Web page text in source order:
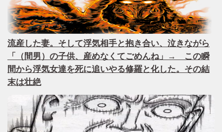
流産した妻。そして浮気相手と抱き合い、泣きながら
「（間男）の子供、産めなくてごめんね」→ この瞬
間から浮気女達を死に追いやる修羅と化した。その結
末は壮絶